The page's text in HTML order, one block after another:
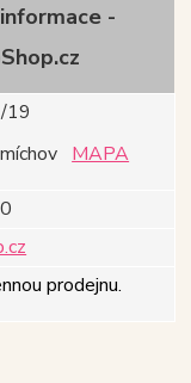
-
19
MAPA
prodejnu.